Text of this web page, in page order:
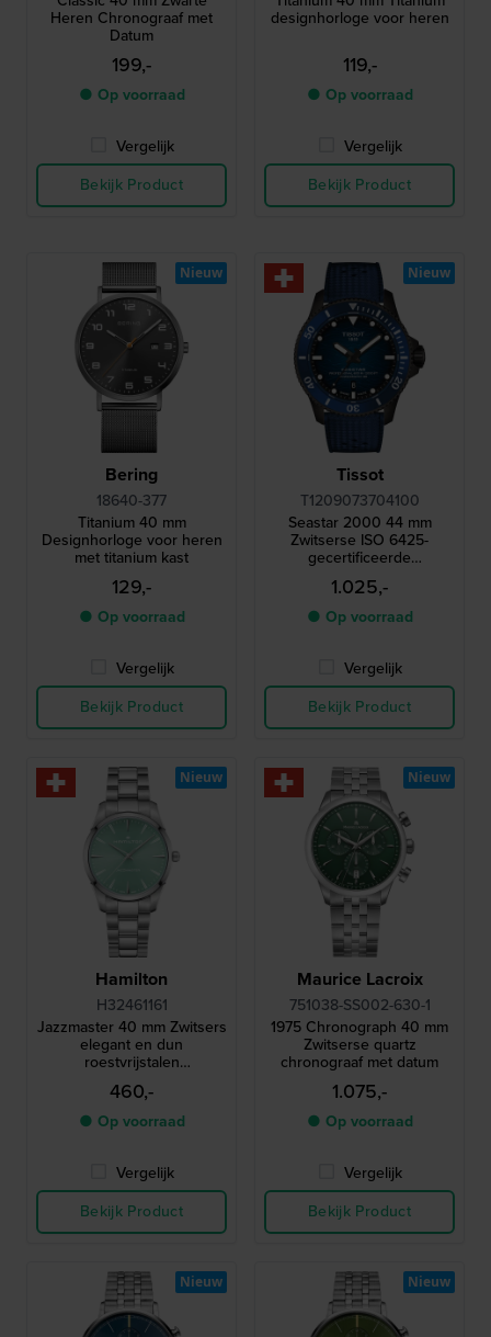
Heren Chronograaf met
Datum
199,-
● Op voorraad
Vergelijk
Bekijk Product
designhorloge voor heren
119,-
● Op voorraad
Vergelijk
Bekijk Product
Bering
18640-377
Titanium 40 mm
Designhorloge voor heren
met titanium kast
129,-
● Op voorraad
Vergelijk
Bekijk Product
Nieuw
Tissot
T1209073704100
Seastar 2000 44 mm
Zwitserse ISO 6425-
gecertificeerde
automatische duiker met
drukventiel en keramische
lunette
1.025,-
● Op voorraad
Vergelijk
Bekijk Product
Nieuw
Hamilton
H32461161
Jazzmaster 40 mm Zwitsers
elegant en dun
roestvrijstalen
quartzhorloge
460,-
● Op voorraad
Vergelijk
Bekijk Product
Nieuw
Maurice Lacroix
751038-SS002-630-1
1975 Chronograph 40 mm
Zwitserse quartz
chronograaf met datum
1.075,-
● Op voorraad
Vergelijk
Bekijk Product
Nieuw
Nieuw Nieuw